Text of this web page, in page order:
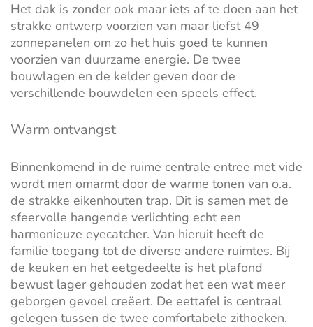
Het dak is zonder ook maar iets af te doen aan het
strakke ontwerp voorzien van maar liefst 49
zonnepanelen om zo het huis goed te kunnen
voorzien van duurzame energie. De twee
bouwlagen en de kelder geven door de
verschillende bouwdelen een speels effect.
Warm ontvangst
Binnenkomend in de ruime centrale entree met vide
wordt men omarmt door de warme tonen van o.a.
de strakke eikenhouten trap. Dit is samen met de
sfeervolle hangende verlichting echt een
harmonieuze eyecatcher. Van hieruit heeft de
familie toegang tot de diverse andere ruimtes. Bij
de keuken en het eetgedeelte is het plafond
bewust lager gehouden zodat het een wat meer
geborgen gevoel creëert. De eettafel is centraal
gelegen tussen de twee comfortabele zithoeken.